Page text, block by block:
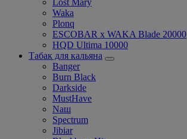
Waka
Plonq
ESCOBAR x WAKA Blade 20000
HQD Ultima 10000
Табак для кальяна
Banger
Burn Black
Darkside
MustHave
Nаш
Spectrum
Jibiar